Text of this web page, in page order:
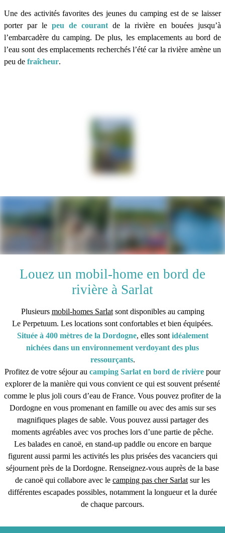
Une des activités favorites des jeunes du camping est de se laisser
porter par le peu de courant de la rivière en bouées jusqu’à
l’embarcadère du camping. De plus, les emplacements au bord de
l’eau sont des emplacements recherchés l’été car la rivière amène un
peu de fraîcheur.
Louez un mobil-home en bord de
rivière à Sarlat
Plusieurs mobil-homes Sarlatsont disponibles au camping
Le Perpetuum. Les locations sont confortables et bien équipées.
Située à 400 mètres de la Dordogne, elles sont idéalement
nichées dans un environnement verdoyant des plus
ressourçants.
Profitez de votre séjour au camping Sarlat en bord de rivière pour
explorer de la manière qui vous convient ce qui est souvent présenté
comme le plus joli cours d’eau de France. Vous pouvez profiter de la
Dordogne en vous promenant en famille ou avec des amis sur ses
magnifiques plages de sable. Vous pouvez aussi partager des
moments agréables avec vos proches lors d’une partie de pêche.
Les balades en canoë, en stand-up paddle ou encore en barque
figurent aussi parmi les activités les plus prisées des vacanciers qui
séjournent près de la Dordogne. Renseignez-vous auprès de la base
de canoë qui collabore avec le camping pas cher Sarlat sur les
différentes escapades possibles, notamment la longueur et la durée
de chaque parcours.